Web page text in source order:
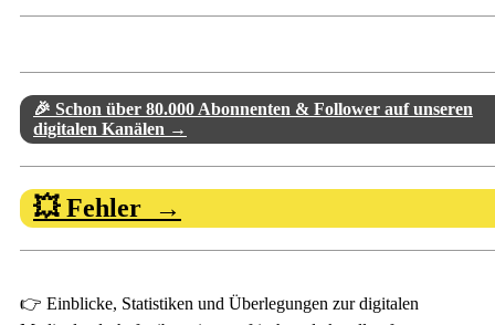
🎉 Schon über 80.000 Abonnenten & Follower auf unseren
digitalen Kanälen →
💥 Fehler →
👉 Einblicke, Statistiken und Überlegungen zur digitalen